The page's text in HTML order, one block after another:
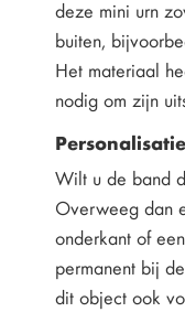
deze mini urn
buiten,
Het materiaal
nodig om zijn
Personalisatie
Wilt u de band
Overweeg dan
onderkant of
permanent bij
dit object ook